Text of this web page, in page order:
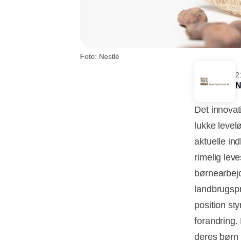
Foto: Nestlé
Det
lukke
aktuelle
rimelig
position
forandring.
deres børn